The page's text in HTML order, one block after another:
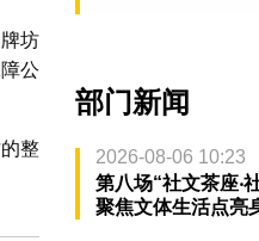
坊
公
整
部门新闻
2026-08-06 10:23
第八场“社文茶座‧
聚焦文体生活点